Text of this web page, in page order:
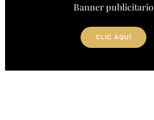
Banner publicitario
CLIC AQUÍ